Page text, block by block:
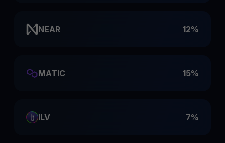
NEAR 12%
MATIC 15%
ILV 7%